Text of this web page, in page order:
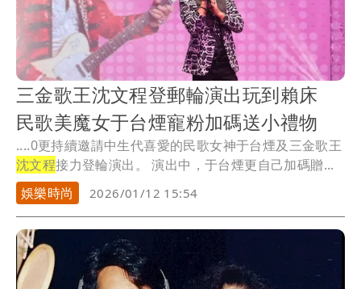
三金歌王沈文程登郵輪演出玩到賴床
民歌美魔女于台煙寵粉加碼送小禮物
....0更持續邀請中生代喜愛的民歌女神于台煙及三金歌王
沈文程
接力登輪演出。 演出中，于台煙更自己加碼贈...
娛樂時尚
2026/01/12 15:54